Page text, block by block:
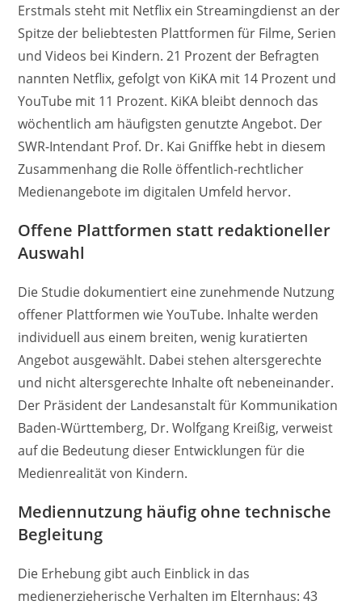
Erstmals steht mit Netflix ein Streamingdienst an der
Spitze der beliebtesten Plattformen für Filme, Serien
und Videos bei Kindern. 21 Prozent der Befragten
nannten Netflix, gefolgt von KiKA mit 14 Prozent und
YouTube mit 11 Prozent. KiKA bleibt dennoch das
wöchentlich am häufigsten genutzte Angebot. Der
SWR-Intendant Prof. Dr. Kai Gniffke hebt in diesem
Zusammenhang die Rolle öffentlich-rechtlicher
Medienangebote im digitalen Umfeld hervor.
Offene Plattformen statt redaktioneller
Auswahl
Die Studie dokumentiert eine zunehmende Nutzung
offener Plattformen wie YouTube. Inhalte werden
individuell aus einem breiten, wenig kuratierten
Angebot ausgewählt. Dabei stehen altersgerechte
und nicht altersgerechte Inhalte oft nebeneinander.
Der Präsident der Landesanstalt für Kommunikation
Baden-Württemberg, Dr. Wolfgang Kreißig, verweist
auf die Bedeutung dieser Entwicklungen für die
Medienrealität von Kindern.
Mediennutzung häufig ohne technische
Begleitung
Die Erhebung gibt auch Einblick in das
medienerzieherische Verhalten im Elternhaus: 43